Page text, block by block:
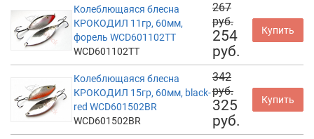
Колеблющаяся блесна
КРОКОДИЛ 11гр, 60мм,
форель WCD601102TT
WCD601102TT
267
руб.
254
руб.
Купить
Колеблющаяся блесна
КРОКОДИЛ 15гр, 60мм, black-
red WCD601502BR
WCD601502BR
342
руб.
325
руб.
Купить